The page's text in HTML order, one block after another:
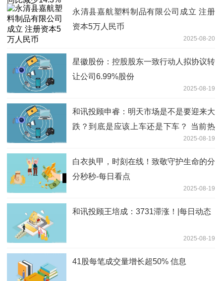
永清县嘉航塑料制品有限公司成立 注册
资本5万人民币
2025-08-20
星徽股份：控股股东一致行动人拟协议转
让公司6.99%股份
2025-08-19
和讯投顾申睿：明天市场是不是要迎来大
跌？到底是应该上车还是下车？ 当前热
2025-08-19
白衣执甲，时刻在线！致敬守护生命的分
分秒秒-每日看点
2025-08-19
和讯投顾王培成：3731滞涨！|每日动态
2025-08-19
41股每笔成交量增长超50% 信息